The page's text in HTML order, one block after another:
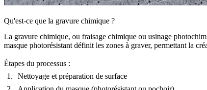
Qu'est-ce que la gravure chimique ?
La gravure chimique, ou fraisage chimique ou usinage
masque photorésistant définit les zones à graver, permettant la
Étapes du processus :
Nettoyage et préparation de surface